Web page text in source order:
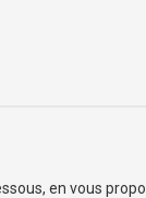
en vous